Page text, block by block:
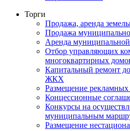
Торги
Продажа, аренда
Продажа
Аренда
Отбор управляющих
многоквартирных
Капитальный ремонт
ЖКХ
Размещение рекламных
Концессионные
Конкурсы на
муниципальным
Размещение